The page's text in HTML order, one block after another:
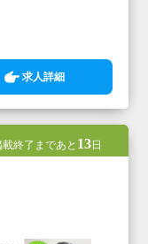
求人詳細
載終了まであと 13日